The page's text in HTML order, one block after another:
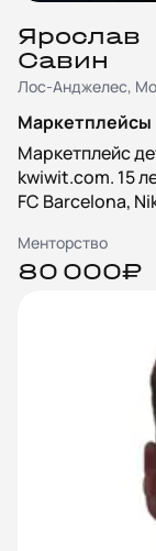
Ярослав
Савин
Лос-Анджелес,
Маркетплейсы
Маркетплейс
kwiwit.com. 15
FC Barcelona,
Менторство
80 000₽